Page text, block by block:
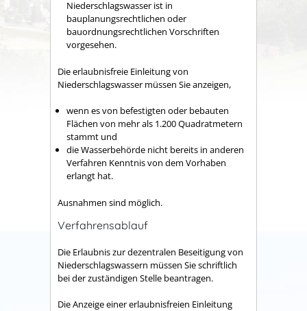
Niederschlagswasser ist in
bauplanungsrechtlichen oder
bauordnungsrechtlichen Vorschriften
vorgesehen.
Die erlaubnisfreie Einleitung von
Niederschlagswasser müssen Sie anzeigen,
wenn es von befestigten oder bebauten
Flächen von mehr als 1.200 Quadratmetern
stammt und
die Wasserbehörde nicht bereits in anderen
Verfahren Kenntnis von dem Vorhaben
erlangt hat.
Ausnahmen sind möglich.
Verfahrensablauf
Die Erlaubnis zur dezentralen Beseitigung von
Niederschlagswassern müssen Sie schriftlich
bei der zuständigen Stelle beantragen.
Die Anzeige einer erlaubnisfreien Einleitung